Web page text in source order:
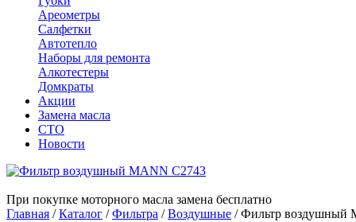
Ареометры
Салфетки
Автотепло
Наборы для ремонта
Алкотестеры
Домкраты
Акции
Замена масла
СТО
Новости
При покупке моторного масла замена бесплатно
Главная /Каталог /Фильтра /Воздушные /Фильтр воздушный